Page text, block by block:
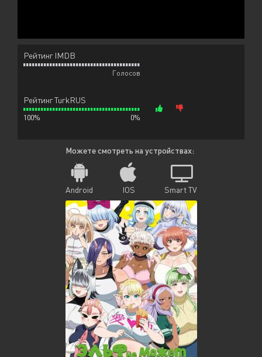
Рейтинг IMDB
Голосов
Рейтинг TurkRUS
100% 0%
Можете смотреть на устройствах:
Android IOS Smart TV